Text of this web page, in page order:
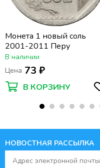
Монета 1 новый соль
2001-2011 Перу
В наличии
Цена 73 ₽
В КОРЗИНУ
НОВОСТНАЯ РАССЫЛКА